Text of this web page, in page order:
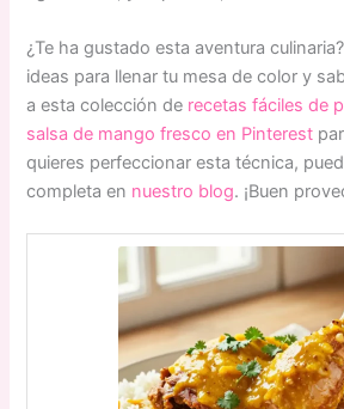
¿Te ha gustado esta aventura
ideas para llenar tu mesa de color y
a esta colección de recetas fáciles de
salsa de mango fresco en Pinterest
quieres perfeccionar esta técnica,
completa en nuestro blog. ¡Buen